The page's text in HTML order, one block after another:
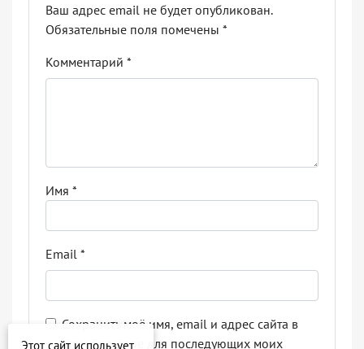
Ваш адрес email не будет опубликован.
Обязательные поля помечены *
Комментарий *
Имя *
Email *
Сохранить моё имя, email и адрес сайта в
этом браузере для последующих моих
Этот сайт использует